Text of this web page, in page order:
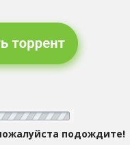
подождите!